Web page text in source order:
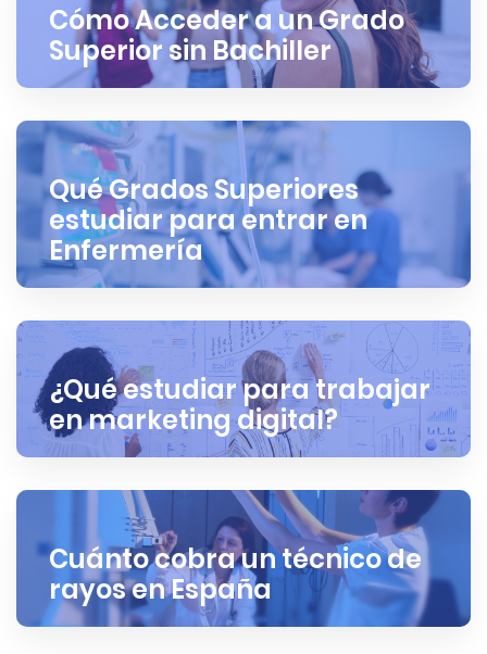
Cómo Acceder a un Grado
Superior sin Bachiller
Qué Grados Superiores
estudiar para entrar en
Enfermería
¿Qué estudiar para trabajar
en marketing digital?
Cuánto cobra un técnico de
rayos en España